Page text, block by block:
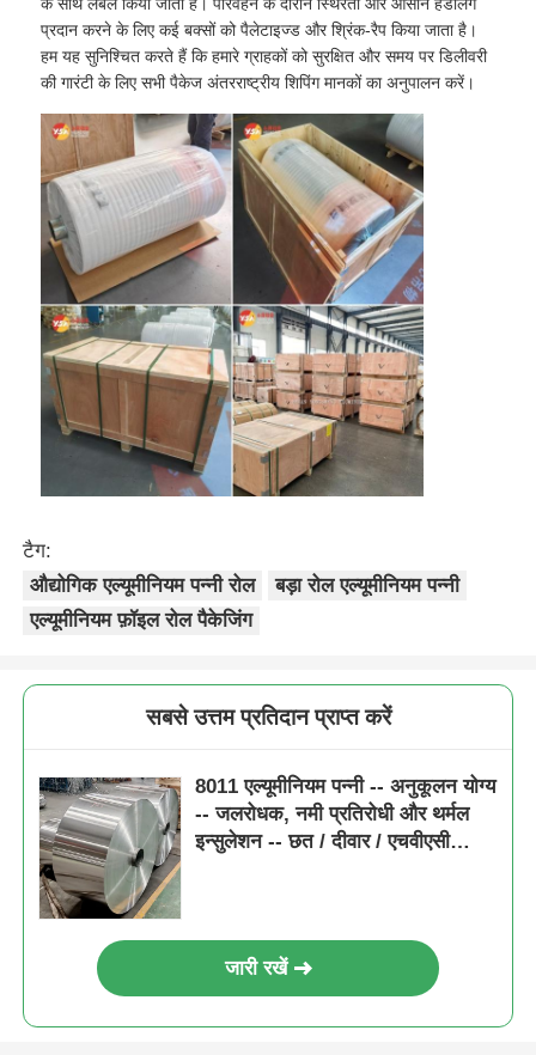
प्रदान करने के लिए कई बक्सों को पैलेटाइज्ड और श्रिंक-रैप किया जाता है।
हम यह सुनिश्चित करते हैं कि हमारे ग्राहकों को सुरक्षित और समय पर डिलीवरी
की गारंटी के लिए सभी पैकेज अंतरराष्ट्रीय शिपिंग मानकों का अनुपालन करें।
टैग:
औद्योगिक एल्यूमीनियम पन्नी रोल
बड़ा रोल एल्यूमीनियम पन्नी
एल्यूमीनियम फ़ॉइल रोल पैकेजिंग
सबसे उत्तम प्रतिदान प्राप्त करें
8011 एल्यूमीनियम पन्नी -- अनुकूलन योग्य
-- जलरोधक, नमी प्रतिरोधी और थर्मल
इन्सुलेशन -- छत / दीवार / एचवीएसी
जारी रखें